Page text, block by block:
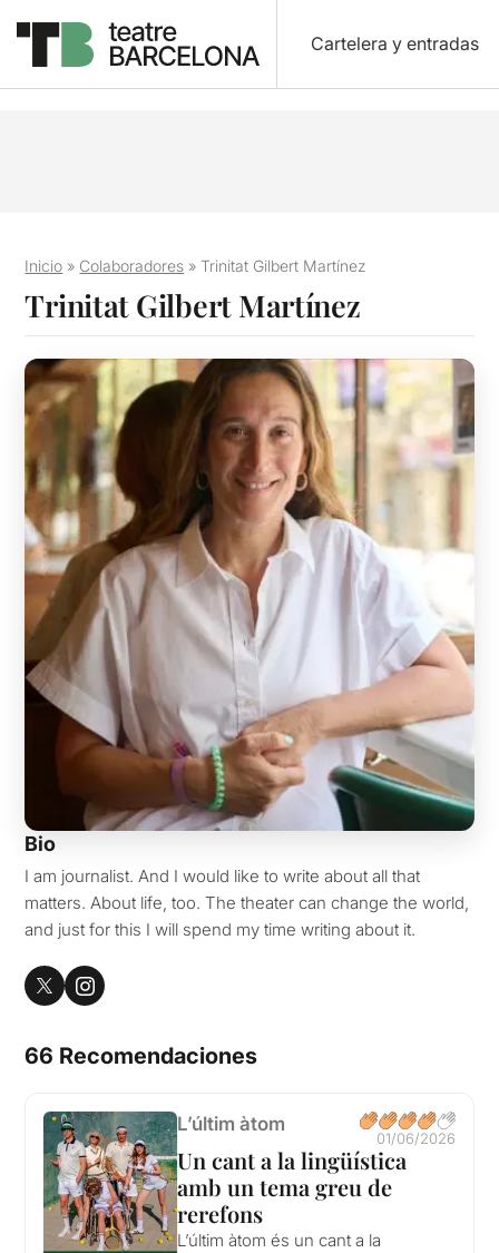
Cartelera y entradas
Inicio » Colaboradores »Trinitat Gilbert Martínez
Trinitat Gilbert Martínez
Bio
I am journalist. And I would like to write about all that
matters. About life, too. The theater can change the world,
and just for this I will spend my time writing about it.
66 Recomendaciones
L’últim àtom
01/06/2026
Un cant a la lingüística
amb un tema greu de
rerefons
L’últim àtom és un cant a la